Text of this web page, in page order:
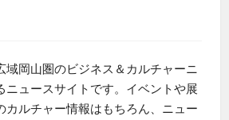
域岡山圏のビジネス＆カルチャーニ
ニュースサイトです。イベントや展
カルチャー情報はもちろん、ニュー